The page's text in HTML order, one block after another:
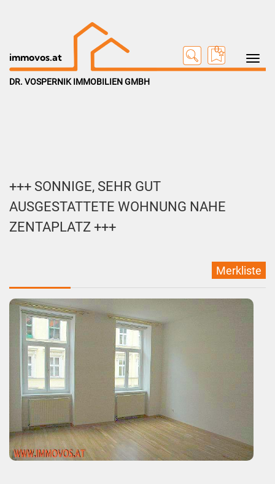
Toggle
immovos.at
0
DR. VOSPERNIK IMMOBILIEN GMBH
+++ SONNIGE, SEHR GUT
AUSGESTATTETE WOHNUNG NAHE
ZENTAPLATZ +++
Merkliste